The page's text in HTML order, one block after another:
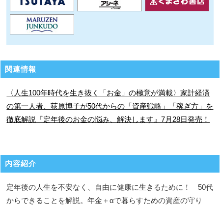
関連情報
〈人生100年時代を生き抜く「お金」の極意が満載〉家計経済
の第一人者、荻原博子が50代からの「資産戦略」「稼ぎ方」を
徹底解説『定年後のお金の悩み、解決します』7月28日発売！
内容紹介
定年後の人生を不安なく、自由に健康に生きるために！ 50代
からできることを解説。年金＋αで暮らすための資産の守り